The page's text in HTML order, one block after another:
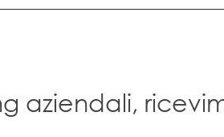
aziendali,